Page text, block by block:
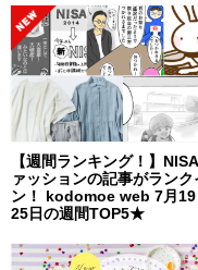
【週間ランキング！】
ァッションの記事がランク
ン！ kodomoe web 7月19
25日の週間TOP5★